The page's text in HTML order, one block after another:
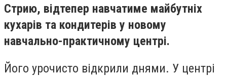
Стрию, відтепер навчатиме майбутніх
кухарів та кондитерів у новому
навчально-практичному центрі.
Його урочисто відкрили днями. У центрі